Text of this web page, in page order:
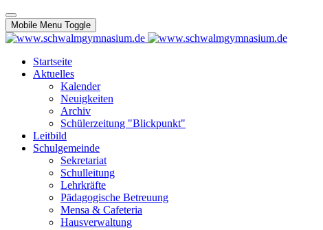
Mobile Menu Toggle
Startseite
Aktuelles
Kalender
Neuigkeiten
Archiv
Schülerzeitung "Blickpunkt"
Leitbild
Schulgemeinde
Sekretariat
Schulleitung
Lehrkräfte
Pädagogische Betreuung
Mensa & Cafeteria
Hausverwaltung